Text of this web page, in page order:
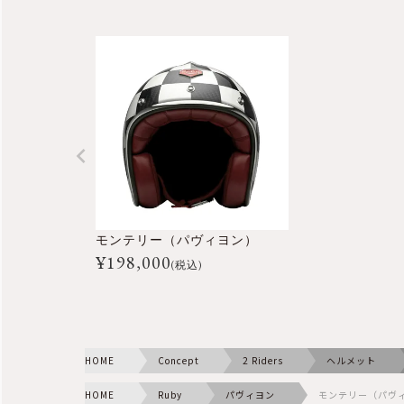
モンテリー（パヴィヨン）
¥198,000(税込)
HOME Concept 2 Riders ヘルメット
HOME Ruby パヴィヨン モンテリー（パヴ